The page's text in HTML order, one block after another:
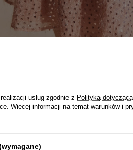
usług zgodnie z Polityką
Więcej informacji na temat warunków i